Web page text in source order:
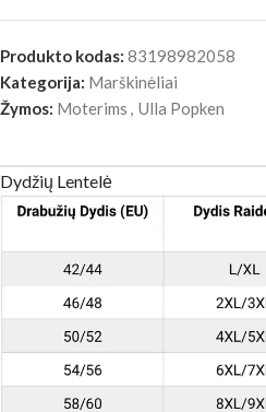
Produkto kodas: 83198982058
Kategorija: Marškinėliai
Žymos: Moterims Ulla Popken
Dydžių Lentelė